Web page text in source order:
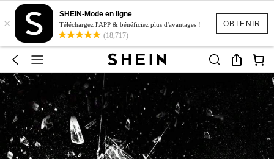
OBTENIR
×
SHEIN-Mode en ligne
Téléchargez l'APP & bénéficiez plus d'avantages !
(18,717)